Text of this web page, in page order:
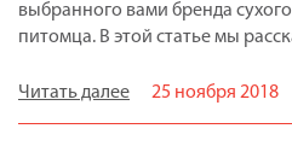
выбранного вами бренда
питомца. В этой статье мы
Читать далее 25 ноября 2018